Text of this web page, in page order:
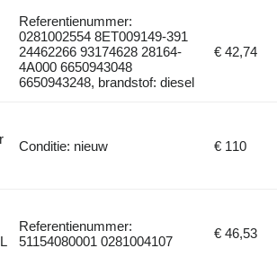
Referentienummer:
0281002554 8ET009149-391
24462266 93174628 28164-
4A000 6650943048
6650943248, brandstof: diesel
€ 42,74
Conditie: nieuw € 110
Referentienummer:
51154080001 0281004107
€ 46,53